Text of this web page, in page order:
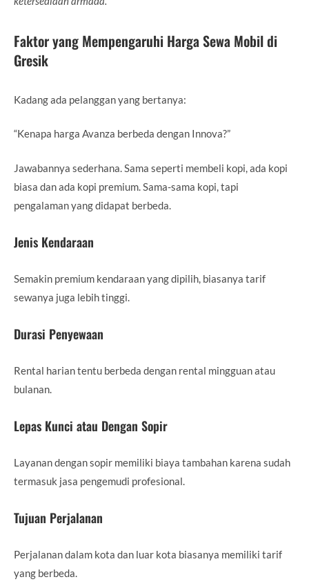
Faktor yang Mempengaruhi Harga Sewa Mobil di
Gresik
Kadang ada pelanggan yang bertanya:
“Kenapa harga Avanza berbeda dengan Innova?”
Jawabannya sederhana. Sama seperti membeli kopi, ada kopi
biasa dan ada kopi premium. Sama-sama kopi, tapi
pengalaman yang didapat berbeda.
Jenis Kendaraan
Semakin premium kendaraan yang dipilih, biasanya tarif
sewanya juga lebih tinggi.
Durasi Penyewaan
Rental harian tentu berbeda dengan rental mingguan atau
bulanan.
Lepas Kunci atau Dengan Sopir
Layanan dengan sopir memiliki biaya tambahan karena sudah
termasuk jasa pengemudi profesional.
Tujuan Perjalanan
Perjalanan dalam kota dan luar kota biasanya memiliki tarif
yang berbeda.